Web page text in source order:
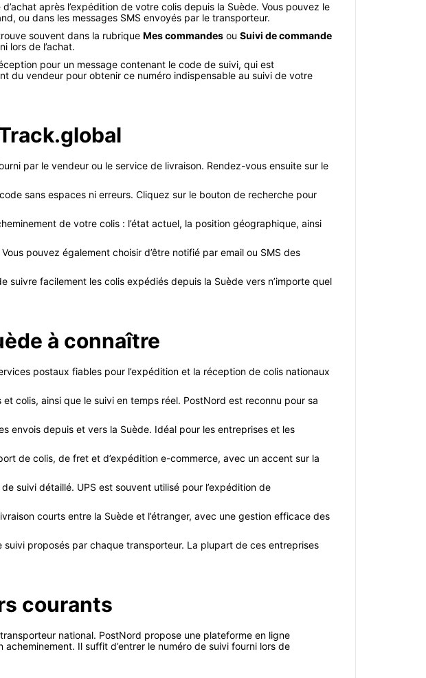
après l’expédition de votre colis depuis la Suède. Vous pouvez le
ou dans les messages SMS envoyés par le transporteur.
souvent dans la rubrique Mes commandes ou Suivi de commande
lors de l’achat.
pour un message contenant le code de suivi, qui est
du vendeur pour obtenir ce numéro indispensable au suivi de votre
par le vendeur ou le service de livraison. Rendez-vous ensuite sur le
sans espaces ni erreurs. Cliquez sur le bouton de recherche pour
de votre colis : l’état actuel, la position géographique, ainsi
pouvez également choisir d’être notifié par email ou SMS des
facilement les colis expédiés depuis la Suède vers n’importe quel
à connaître
postaux fiables pour l’expédition et la réception de colis nationaux
colis, ainsi que le suivi en temps réel. PostNord est reconnu pour sa
envois depuis et vers la Suède. Idéal pour les entreprises et les
de colis, de fret et d’expédition e-commerce, avec un accent sur la
suivi détaillé. UPS est souvent utilisé pour l’expédition de
courts entre la Suède et l’étranger, avec une gestion efficace des
proposés par chaque transporteur. La plupart de ces entreprises
courants
national. PostNord propose une plateforme en ligne
Il suffit d’entrer le numéro de suivi fourni lors de